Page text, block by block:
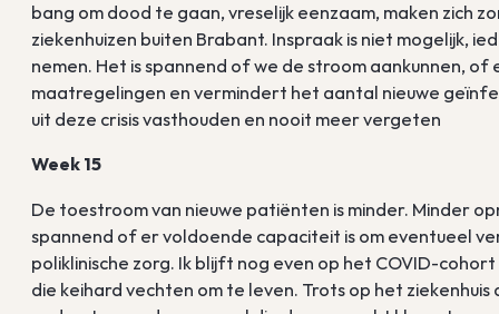
bang om dood te gaan, vreselijk eenzaam, maken zich
ziekenhuizen buiten Brabant. Inspraak is niet mogelijk,
nemen. Het is spannend of we de stroom aankunnen,
maatregelingen en vermindert het aantal nieuwe
uit deze crisis vasthouden en nooit meer vergeten
Week 15
De toestroom van nieuwe patiënten is minder. Minder
spannend of er voldoende capaciteit is om eventueel
poliklinische zorg. Ik blijft nog even op het COVID-
die keihard vechten om te leven. Trots op het